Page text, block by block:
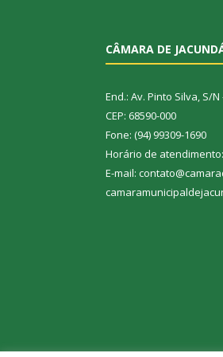
CÂMARA DE
End.: Av. Pinto Silva, S/
CEP: 68590-000
Fone: (94) 99309-1690
Horário de atendimento:
E-mail: